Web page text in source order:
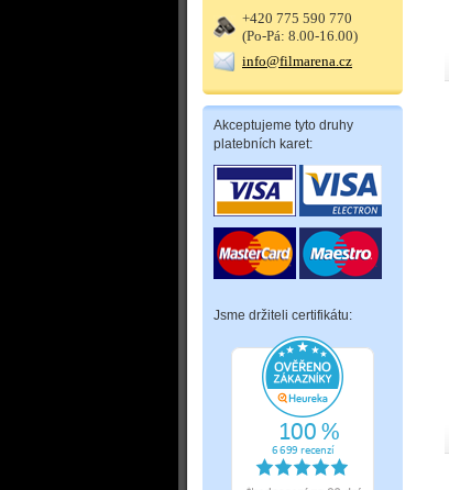
+420 775 590 770
(Po-Pá: 8.00-16.00)
info@filmarena.cz
Akceptujeme tyto druhy
platebních karet:
Jsme držiteli certifikátu: